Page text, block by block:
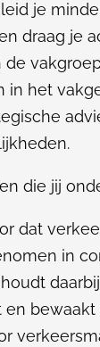
je
draag je
in het
die jij
dat
in